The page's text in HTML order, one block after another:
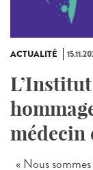
ACTUALITÉ
médecin
« Nous